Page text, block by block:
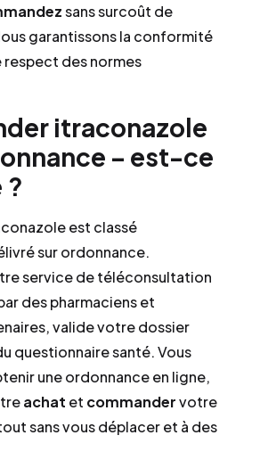
sans surcoût de
garantissons la conformité
des normes
itraconazole
– est-ce
?
est classé
sur ordonnance.
service de téléconsultation
des pharmaciens et
valide votre dossier
questionnaire santé. Vous
une ordonnance en ligne,
achat et commandervotre
sans vous déplacer et à des